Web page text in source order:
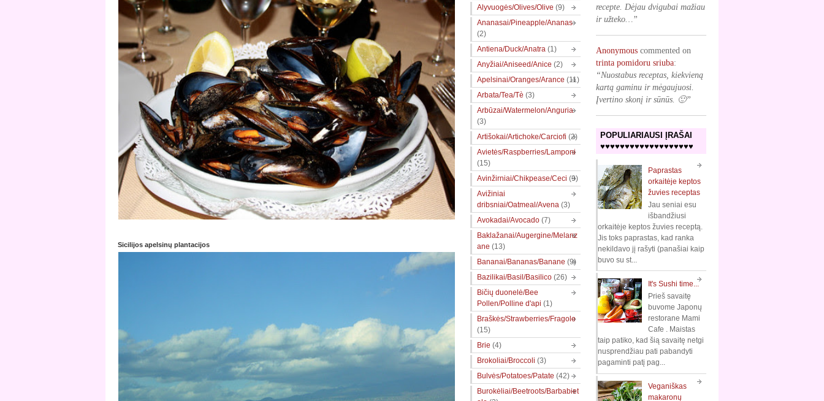
Sicilijos apelsinų plantacijos
recepte. Dėjau dvigubai mažiau
ir užteko…”
Anonymous commented on
trinta pomidoru sriuba:
“Nuostabus receptas, kiekvieną
kartą gaminu ir mėgaujuosi.
Įvertino skonį ir sūnūs. 🙂”
POPULIARIAUSI ĮRAŠAI
♥♥♥♥♥♥♥♥♥♥♥♥♥♥♥♥♥♥♥
Paprastas
orkaitėje keptos
žuvies receptas
Jau seniai esu
išbandžiusi
orkaitėje keptos žuvies receptą.
Jis toks paprastas, kad ranka
nekildavo jį rašyti (panašiai kaip
buvo su st...
It's Sushi time...
Prieš savaitę
buvome Japonų
restorane Mami
Cafe . Maistas
taip patiko, kad šią savaitę netgi
nusprendžiau pati pabandyti
pagaminti patį pag...
Veganiškas
makaronų
Alyvuogės/Olives/Olive (9)
Ananasai/Pineapple/Ananas
(2)
Antiena/Duck/Anatra (1)
Anyžiai/Aniseed/Anice (2)
Apelsinai/Oranges/Arance (11)
Arbata/Tea/Tè (3)
Arbūzai/Watermelon/Anguria
(3)
Artišokai/Artichoke/Carciofi (2)
Avietės/Raspberries/Lamponi
(15)
Avinžirniai/Chikpease/Ceci (9)
Avižiniai
dribsniai/Oatmeal/Avena (3)
Avokadai/Avocado (7)
Baklažanai/Augergine/Melanz
ane (13)
Bananai/Bananas/Banane (9)
Bazilikai/Basil/Basilico (26)
Bičių duonelė/Bee
Pollen/Polline d'api (1)
Braškės/Strawberries/Fragole
(15)
Brie (4)
Brokoliai/Broccoli (3)
Bulvės/Potatoes/Patate (42)
Burokėliai/Beetroots/Barbabiet